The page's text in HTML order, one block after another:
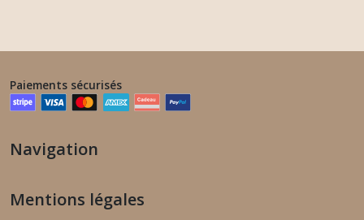
Paiements sécurisés
Navigation
Mentions légales